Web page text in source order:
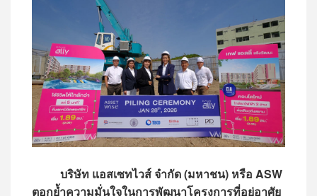
บริษัท แอสเซทไวส์ จำกัด (มหาชน) หรือ ASW
ตอกย้ำความมั่นใจในการพัฒนาโครงการที่อยู่อาศัย